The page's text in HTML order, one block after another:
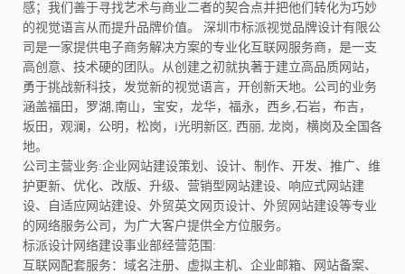
感；我们善于寻找艺术与商业二者的契合点并把他们转化为巧妙
的视觉语言从而提升品牌价值。 深圳市标派视觉品牌设计有限公
司是一家提供电子商务解决方案的专业化互联网服务商，是一支
高创意、技术硬的团队。从创建之初就执著于建立高品质网站，
勇于挑战新科技，发觉新的视觉语言，开创新天地。公司的业务
涵盖福田，罗湖,南山，宝安，龙华，福永，西乡,石岩，布吉，
坂田，观澜，公明，松岗，i光明新区, 西丽, 龙岗，横岗及全国各
地。
公司主营业务:企业网站建设策划、设计、制作、开发、推广、维
护更新、优化、改版、升级、营销型网站建设、响应式网站建
设、自适应网站建设、外贸英文网页设计、外贸网站建设等专业
的网络服务公司，为广大客户提供全方位服务。
标派设计网络建设事业部经营范围:
互联网配套服务：域名注册、虚拟主机、企业邮箱、网站备案、